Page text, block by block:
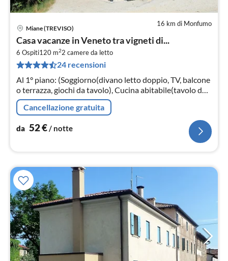
16 km di Monfumo
Miane (TREVISO)
Casa vacanze in Veneto tra vigneti di...
6 Ospiti120 m22 camere da letto
24 recensioni
Al 1° piano: (Soggiorno(divano letto doppio, TV, balcone
o terrazza, giochi da tavolo), Cucina abitabile(tavolo da
pranzo, piano cottura, bollitore, mobile cucina, cappa
aspirante,...
Cancellazione gratuita
da 52€/ notte